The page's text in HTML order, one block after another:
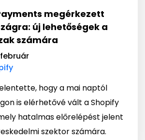
megérkezett
új lehetőségek a
számára
hogy a mai naptól
is elérhetővé vált a Shopify
hatalmas előrelépést jelent
szektor számára.